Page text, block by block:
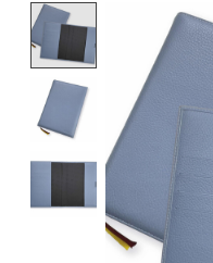
Product